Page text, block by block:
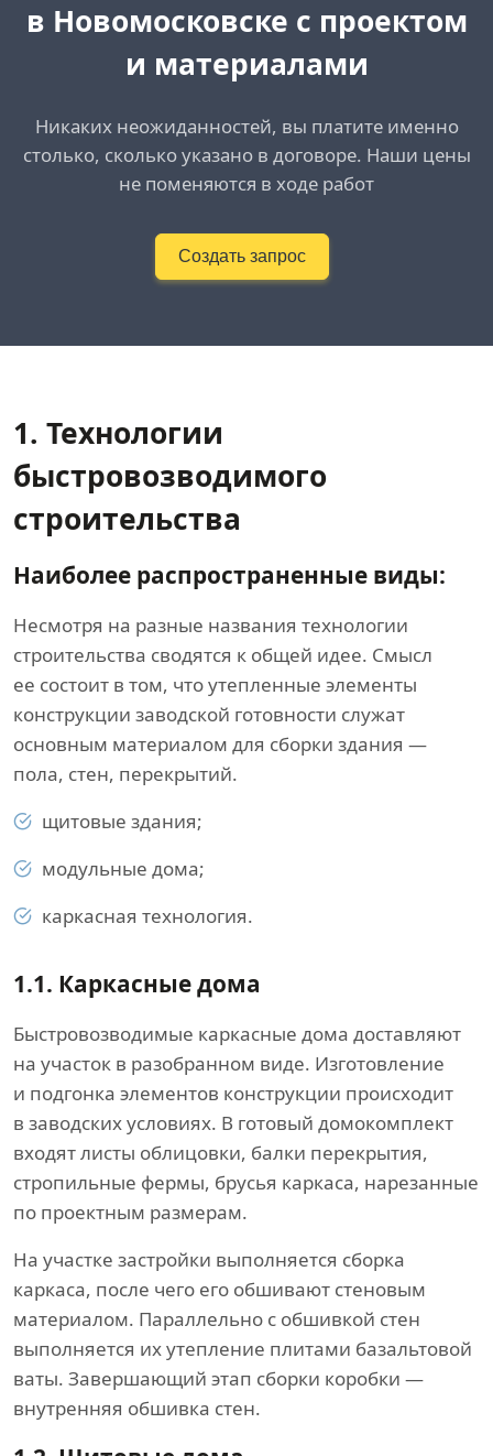
в Новомосковске с проектом
и материалами
Никаких неожиданностей, вы платите именно
столько, сколько указано в договоре. Наши цены
не поменяются в ходе работ
Создать запрос
1. Технологии
быстровозводимого
строительства
Наиболее распространенные виды:
Несмотря на разные названия технологии
строительства сводятся к общей идее. Смысл
ее состоит в том, что утепленные элементы
конструкции заводской готовности служат
основным материалом для сборки здания —
пола, стен, перекрытий.
щитовые здания;
модульные дома;
каркасная технология.
1.1. Каркасные дома
Быстровозводимые каркасные дома доставляют
на участок в разобранном виде. Изготовление
и подгонка элементов конструкции происходит
в заводских условиях. В готовый домокомплект
входят листы облицовки, балки перекрытия,
стропильные фермы, брусья каркаса, нарезанные
по проектным размерам.
На участке застройки выполняется сборка
каркаса, после чего его обшивают стеновым
материалом. Параллельно с обшивкой стен
выполняется их утепление плитами базальтовой
ваты. Завершающий этап сборки коробки —
внутренняя обшивка стен.